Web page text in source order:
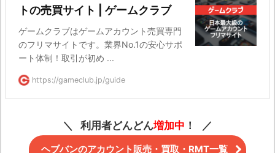
トの売買サイト | ゲームクラブ
ゲームクラブはゲームアカウント売買専門
のフリマサイトです。業界No.1の安心サポ
ート体制！取引が初め ...
https://gameclub.jp/guide
利用者どんどん増加中 ！
ヘブバンのアカウント販売・買取・RMT一覧